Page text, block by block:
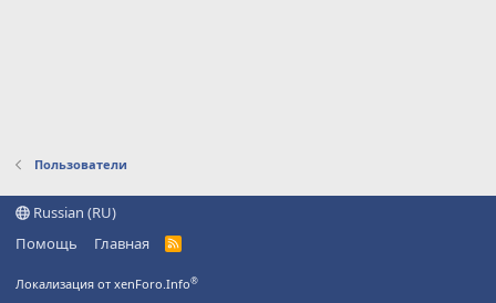
Пользователи
Russian (RU)
Помощь
Главная
R
Локализация от xenForo.Info®